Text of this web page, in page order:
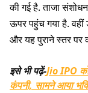
की गई है. ताजा
ऊपर पहुंच गया है. वहीं
और यह पुराने स्तर पर
इसे भी पढ़ें-Jio IPO
कंपनी, सामने आया